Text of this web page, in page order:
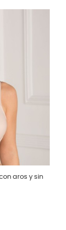
aros y sin